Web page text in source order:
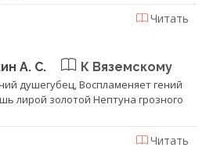
Читать
А. С. К Вяземскому
душегубец, Воспламеняет гений
лирой золотой Нептуна грозного
Читать